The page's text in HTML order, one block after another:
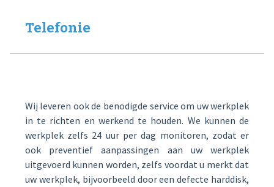
Telefonie
Wij leveren ook de benodigde service om uw werkplek
in te richten en werkend te houden. We kunnen de
werkplek zelfs 24 uur per dag monitoren, zodat er
ook preventief aanpassingen aan uw werkplek
uitgevoerd kunnen worden, zelfs voordat u merkt dat
uw werkplek, bijvoorbeeld door een defecte harddisk,